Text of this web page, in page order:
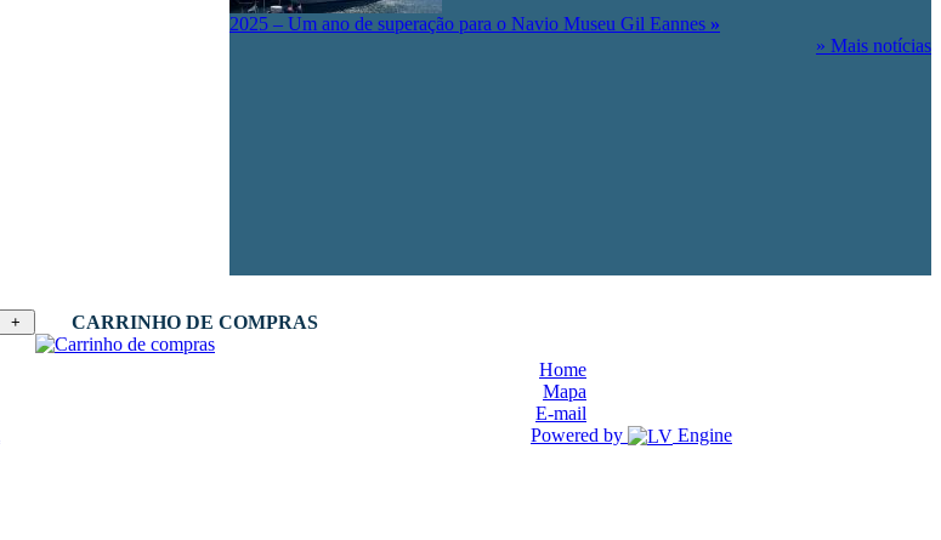
2025 – Um ano de superação para o Navio Museu Gil Eannes »
» Mais notícias
CARRINHO DE COMPRAS
Home
Mapa
E-mail
Powered by Engine